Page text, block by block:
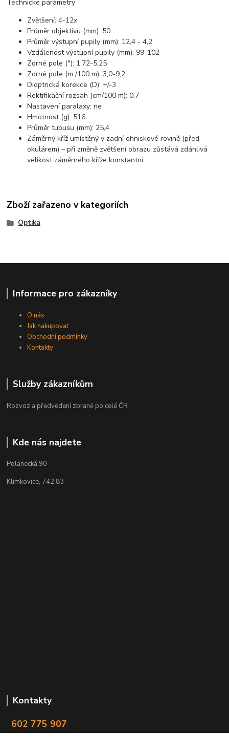
Technické parametry
Zvětšení: 4-12x
Průměr objektivu (mm): 50
Průměr výstupní pupily (mm): 12,4 - 4,2
Vzdálenost výstupní pupily (mm): 99-102
Zorné pole (°): 1,72-5,25
Zorné pole (m /100 m): 3,0-9,2
Dioptrická korekce (D): +/-3
Rektifikační rozsah (cm/100 m): 0,7
Nastavení paralaxy: ne
Hmotnost (g): 516
Průměr tubusu (mm): 25,4
Záměrný kříž umístěný v zadní ohniskové rovině (před
okulárem) – při změně zvětšení obrazu zůstává zdánlivá
velikost záměrného kříže konstantní.
Zboží zařazeno v kategoriích
Optika
Informace pro zákazníky
O nás
Jak nakupovat
Obchodní podmínky
Kontakty
Služby zákazníkům
Rozvoz a předvedení zbraně po celé ČR
Kde nás najdete
Polanecká 90
Klimkovice, 742 83
Kontakty
602 775 907